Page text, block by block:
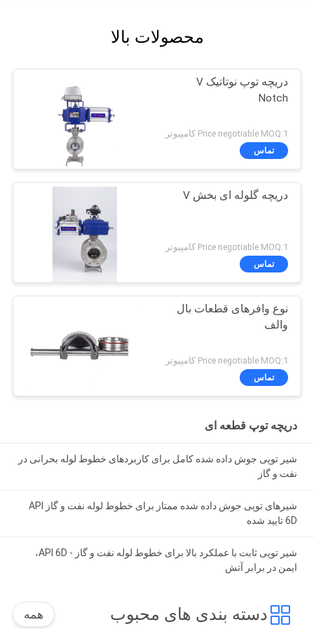
محصولات بالا
دریچه توپ نوتاتیک V
Notch
Price negotiable MOQ:1 کامپیوتر
تماس
دریچه گلوله ای بخش V
Price negotiable MOQ:1 کامپیوتر
تماس
نوع وافرهای قطعات بال
والف
Price negotiable MOQ:1 کامپیوتر
تماس
دریچه توپ قطعه ای
شیر توپی جوش داده شده کامل برای کاربردهای خطوط لوله بحرانی در
نفت و گاز
شیرهای توپی جوش داده شده ممتاز برای خطوط لوله نفت و گاز API
6D تایید شده
شیر توپی ثابت با عملکرد بالا برای خطوط لوله نفت و گاز - API 6D،
ایمن در برابر آتش
دسته بندی های محبوب همه